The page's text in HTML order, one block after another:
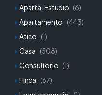
Aparta-Estudio (6)
Apartamento (443)
Atico (1)
Casa (508)
Consultorio (1)
Finca (67)